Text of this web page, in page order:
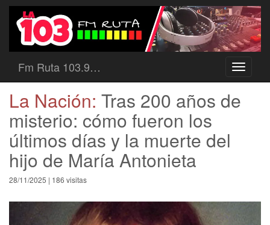
Toggle
Fm Ruta 103.9…
La Nación: Tras 200 años de
misterio: cómo fueron los
últimos días y la muerte del
hijo de María Antonieta
28/11/2025 | 186 visitas